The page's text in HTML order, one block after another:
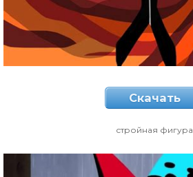
Скачать
стройная фигура